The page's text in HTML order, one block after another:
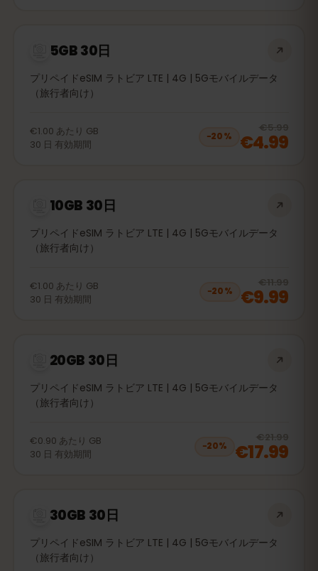
5GB 30日
プリペイドeSIM ラトビア LTE | 4G | 5Gモバイルデータ
（旅行者向け）
€1.00 あたり GB
30 日 有効期間
−20%
€5.99
€4.99
10GB 30日
プリペイドeSIM ラトビア LTE | 4G | 5Gモバイルデータ
（旅行者向け）
€1.00 あたり GB
30 日 有効期間
−20%
€11.99
€9.99
20GB 30日
プリペイドeSIM ラトビア LTE | 4G | 5Gモバイルデータ
（旅行者向け）
€0.90 あたり GB
30 日 有効期間
−20%
€21.99
€17.99
30GB 30日
プリペイドeSIM ラトビア LTE | 4G | 5Gモバイルデータ
（旅行者向け）